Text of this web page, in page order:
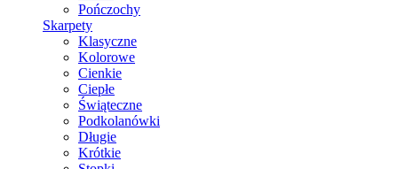
Pończochy
Skarpety
Klasyczne
Kolorowe
Cienkie
Ciepłe
Świąteczne
Podkolanówki
Długie
Krótkie